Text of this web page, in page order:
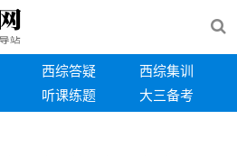
西综答疑
西综集训
听课练题 大三备考